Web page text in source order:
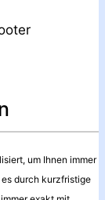
um Ihnen immer
durch kurzfristige